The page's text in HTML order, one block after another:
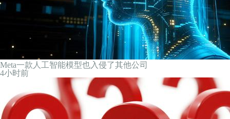
Meta一款人工智能模型也入侵了其他公司
4小时前